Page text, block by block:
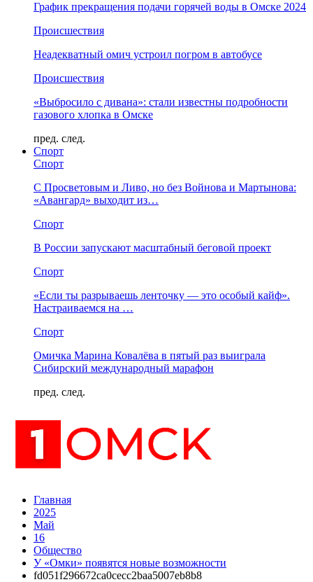
График прекращения подачи горячей воды в Омске 2024
Происшествия
Неадекватный омич устроил погром в автобусе
Происшествия
«Выбросило с дивана»: стали известны подробности
газового хлопка в Омске
пред. след.
Спорт
Спорт
С Просветовым и Ливо, но без Войнова и Мартынова:
«Авангард» выходит из…
Спорт
В России запускают масштабный беговой проект
Спорт
«Если ты разрываешь ленточку — это особый кайф».
Настраиваемся на …
Спорт
Омичка Марина Ковалёва в пятый раз выиграла
Сибирский международный марафон
пред. след.
Главная
2025
Май
16
Общество
У «Омки» появятся новые возможности
fd051f296672ca0cecc2baa5007eb8b8